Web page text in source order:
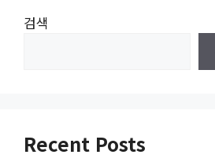
검색
Recent Posts